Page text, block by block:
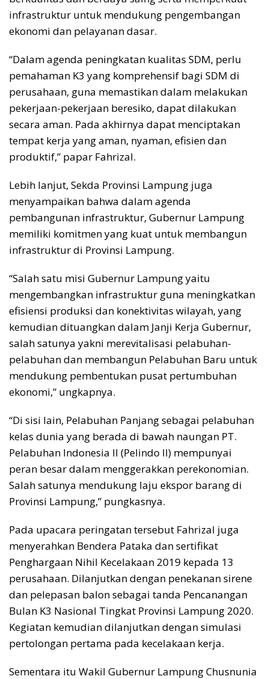
infrastruktur untuk mendukung pengembangan
ekonomi dan pelayanan dasar.
“Dalam agenda peningkatan kualitas SDM, perlu
pemahaman K3 yang komprehensif bagi SDM di
perusahaan, guna memastikan dalam melakukan
pekerjaan-pekerjaan beresiko, dapat dilakukan
secara aman. Pada akhirnya dapat menciptakan
tempat kerja yang aman, nyaman, efisien dan
produktif,” papar Fahrizal.
Lebih lanjut, Sekda Provinsi Lampung juga
menyampaikan bahwa dalam agenda
pembangunan infrastruktur, Gubernur Lampung
memiliki komitmen yang kuat untuk membangun
infrastruktur di Provinsi Lampung.
“Salah satu misi Gubernur Lampung yaitu
mengembangkan infrastruktur guna meningkatkan
efisiensi produksi dan konektivitas wilayah, yang
kemudian dituangkan dalam Janji Kerja Gubernur,
salah satunya yakni merevitalisasi pelabuhan-
pelabuhan dan membangun Pelabuhan Baru untuk
mendukung pembentukan pusat pertumbuhan
ekonomi,” ungkapnya.
“Di sisi lain, Pelabuhan Panjang sebagai pelabuhan
kelas dunia yang berada di bawah naungan PT.
Pelabuhan Indonesia II (Pelindo II) mempunyai
peran besar dalam menggerakkan perekonomian.
Salah satunya mendukung laju ekspor barang di
Provinsi Lampung,” pungkasnya.
Pada upacara peringatan tersebut Fahrizal juga
menyerahkan Bendera Pataka dan sertifikat
Penghargaan Nihil Kecelakaan 2019 kepada 13
perusahaan. Dilanjutkan dengan penekanan sirene
dan pelepasan balon sebagai tanda Pencanangan
Bulan K3 Nasional Tingkat Provinsi Lampung 2020.
Kegiatan kemudian dilanjutkan dengan simulasi
pertolongan pertama pada kecelakaan kerja.
Sementara itu Wakil Gubernur Lampung Chusnunia